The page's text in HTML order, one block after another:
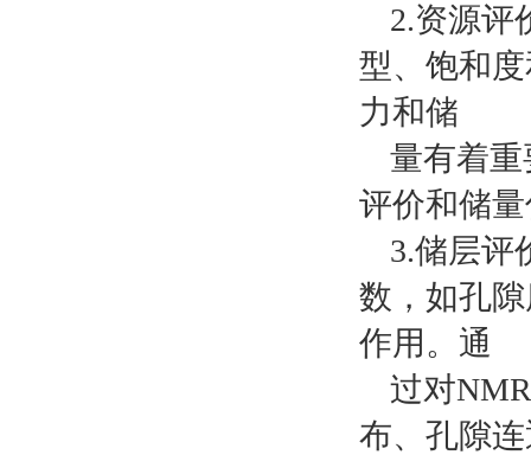
2.资源评
型、饱和
力和储
量有着
评价和储
3.储层评
数，如孔
作用。通
过对
布、孔隙